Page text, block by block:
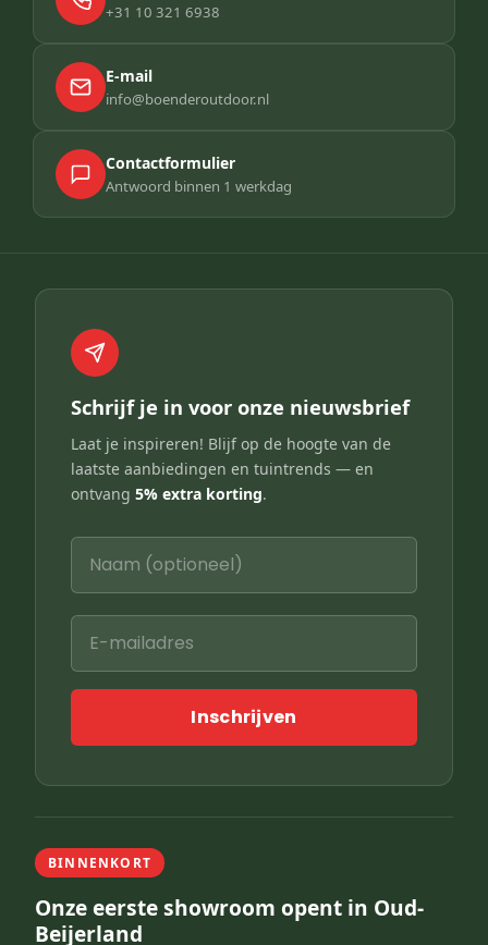
+31 10 321 6938
E-mail
info@boenderoutdoor.nl
Contactformulier
Antwoord binnen 1 werkdag
Schrijf je in voor onze nieuwsbrief
Laat je inspireren! Blijf op de hoogte van de
laatste aanbiedingen en tuintrends — en
ontvang 5% extra korting.
Inschrijven
BINNENKORT
Onze eerste showroom opent in Oud-
Beijerland